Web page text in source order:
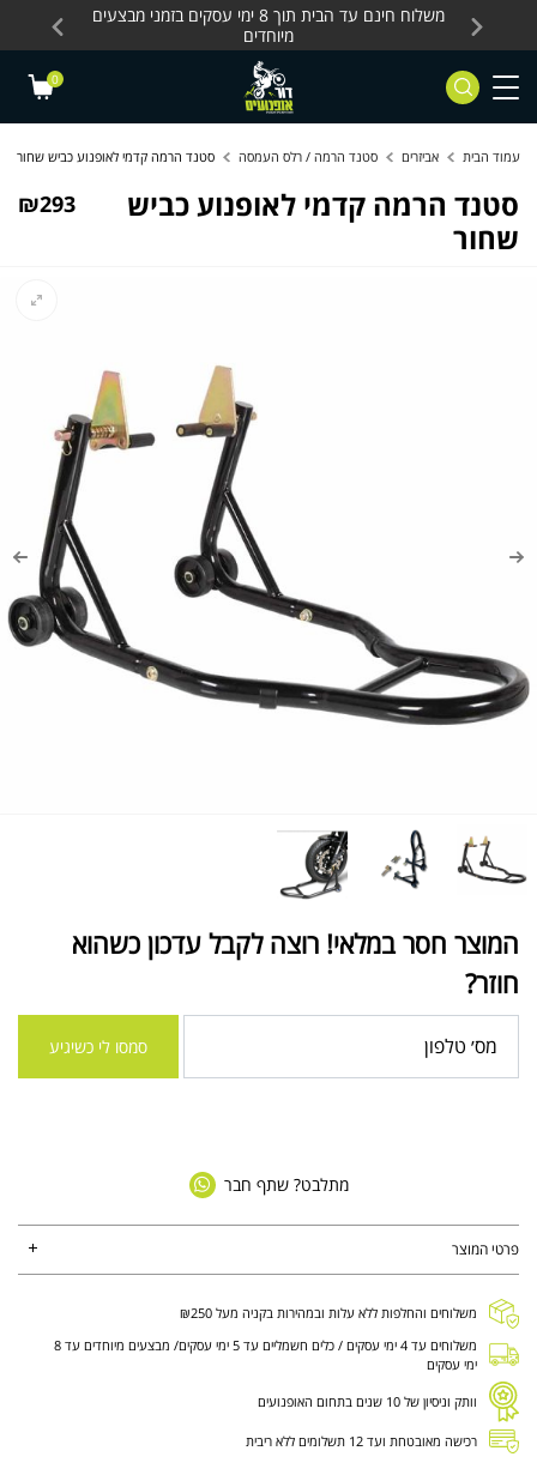
Skip to Content
Contact Us
כלים חשמליים
משלוח חינם עד הבית תוך 8 ימי עסקים בזמני מבצעים
מיוחדים
0
עמוד הבית אביזרים סטנד הרמה / רלס העמסה סטנד הרמה קדמי לאופנוע כביש שחור
סטנד הרמה קדמי לאופנוע כביש
שחור
₪293
המוצר חסר במלאי! רוצה לקבל עדכון כשהוא
חוזר?
סמסו לי כשיגיע
מתלבט? שתף חבר
פרטי המוצר
משלוחים והחלפות ללא עלות ובמהירות בקניה מעל ₪250
משלוחים עד 4 ימי עסקים / כלים חשמליים עד 5 ימי עסקים/ מבצעים מיוחדים עד 8
ימי עסקים
וותק וניסיון של 10 שנים בתחום האופנועים
רכישה מאובטחת ועד 12 תשלומים ללא ריבית